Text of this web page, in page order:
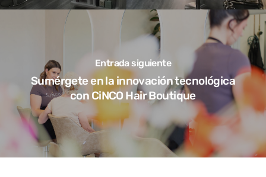
Entrada siguiente
Sumérgete en la innovación tecnológica
con CiNCO Hair Boutique